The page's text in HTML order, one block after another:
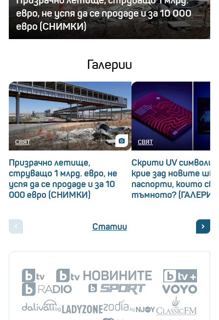
евро, не успя да се продаде и за 10 000
евро (СНИМКИ)
Галерии
СВЯТ
Призрачно летище,
струващо 1 млрд. евро, не
успя да се продаде и за 10
000 евро (СНИМКИ)
СВЯТ
Скрити UV символи:
крие зад новите
паспорти, които
тъмното?
Статии